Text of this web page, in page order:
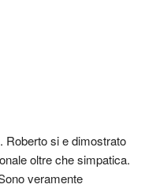
Roberto si e dimostrato
oltre che simpatica.
veramente